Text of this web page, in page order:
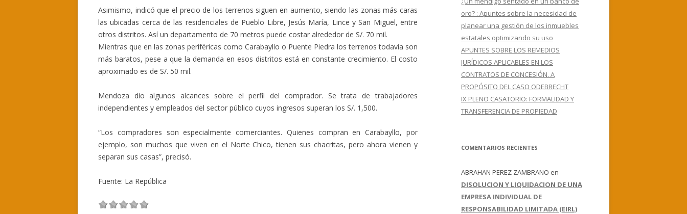
Asimismo, indicó que el precio de los terrenos siguen en aumento, siendo las zonas más caras
las ubicadas cerca de las residenciales de Pueblo Libre, Jesús María, Lince y San Miguel, entre
otros distritos. Así un departamento de 70 metros puede costar alrededor de S/. 70 mil.
Mientras que en las zonas periféricas como Carabayllo o Puente Piedra los terrenos todavía son
más baratos, pese a que la demanda en esos distritos está en constante crecimiento. El costo
aproximado es de S/. 50 mil.
Mendoza dio algunos alcances sobre el perfil del comprador. Se trata de trabajadores
independientes y empleados del sector público cuyos ingresos superan los S/. 1,500.
“Los compradores son especialmente comerciantes. Quienes compran en Carabayllo, por
ejemplo, son muchos que viven en el Norte Chico, tienen sus chacritas, pero ahora vienen y
separan sus casas”, precisó.
Fuente: La República
oro? : Apuntes sobre la necesidad de
planear una gestión de los inmuebles
estatales optimizando su uso
APUNTES SOBRE LOS REMEDIOS
JURÍDICOS APLICABLES EN LOS
CONTRATOS DE CONCESIÓN. A
PROPÓSITO DEL CASO ODEBRECHT
IX PLENO CASATORIO: FORMALIDAD Y
TRANSFERENCIA DE PROPIEDAD
COMENTARIOS RECIENTES
ABRAHAN PEREZ ZAMBRANO en
DISOLUCION Y LIQUIDACION DE UNA
EMPRESA INDIVIDUAL DE
RESPONSABILIDAD LIMITADA (EIRL)